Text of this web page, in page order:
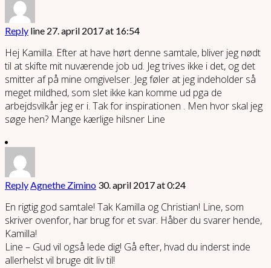
Reply line 27. april 2017 at 16:54
Hej Kamilla. Efter at have hørt denne samtale, bliver jeg nødt
til at skifte mit nuværende job ud. Jeg trives ikke i det, og det
smitter af på mine omgivelser. Jeg føler at jeg indeholder så
meget mildhed, som slet ikke kan komme ud pga de
arbejdsvilkår jeg er i. Tak for inspirationen . Men hvor skal jeg
søge hen? Mange kærlige hilsner Line
ReplyAgnethe Zimino 30. april 2017 at 0:24
En rigtig god samtale! Tak Kamilla og Christian! Line, som
skriver ovenfor, har brug for et svar. Håber du svarer hende,
Kamilla!
Line – Gud vil også lede dig! Gå efter, hvad du inderst inde
allerhelst vil bruge dit liv til!